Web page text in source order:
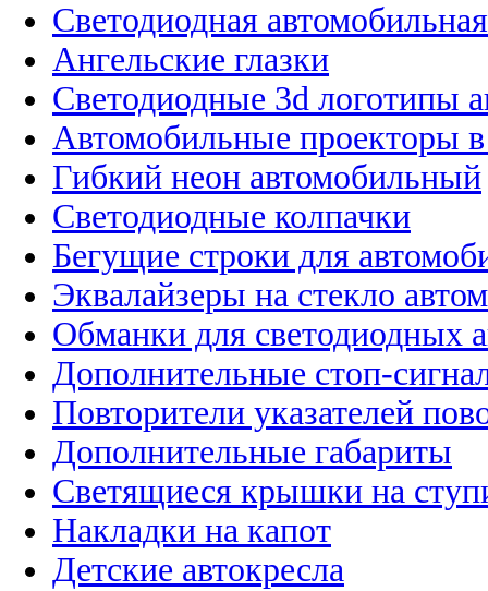
Светодиодная
Ангельские глазки
Светодиодные 3d логотипы
Автомобильные проекторы
Гибкий неон автомобильный
Светодиодные колпачки
Бегущие строки для
Эквалайзеры на стекло
Обманки для светодиодных
Дополнительные стоп-
Повторители указателей
Дополнительные габариты
Светящиеся крышки на
Накладки на капот
Детские автокресла